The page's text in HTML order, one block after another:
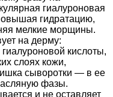
гиалуроновая
гидратацию,
мелкие морщины.
на дерму:
кислоты,
слоях кожи,
сыворотки — в ее
фазы.
и не оставляет